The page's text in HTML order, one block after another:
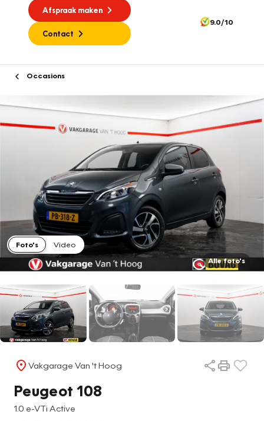
Afspraak maken
Contact
9.0/10
Occasions
Foto's
Video
Alle foto's
Vakgarage Van 't Hoog
Peugeot 108
1.0 e-VTi Active